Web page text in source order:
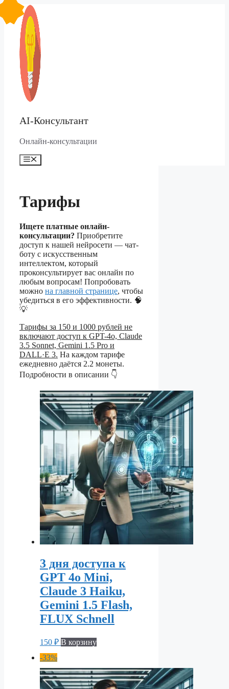
Перейти
содержимому
AI-Консультант
Онлайн-консультации
Меню
Тарифы
Ищете платные онлайн-
консультации? Приобретите
доступ к нашей нейросети — чат-
боту с искусственным
интеллектом, который
проконсультирует вас онлайн по
любым вопросам! Попробовать
можно на главной странице, чтобы
убедиться в его эффективности. 🧠
💡
Тарифы за 150 и 1000 рублей не
включают доступ к GPT-4o, Claude
3.5 Sonnet, Gemini 1.5 Pro и
DALL·E 3. На каждом тарифе
ежедневно даётся 2.2 монеты.
Подробности в описании 👇
3 дня доступа к
GPT 4o Mini,
Claude 3 Haiku,
Gemini 1.5 Flash,
FLUX Schnell
150 ₽ В корзину
-33%